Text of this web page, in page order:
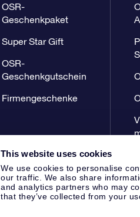
This website uses cookies
We use cookies to personalise
our traffic. We also share
and analytics partners who may
that they’ve collected from your
OSR-
Geschenkpaket
Super Star Gift
OSR-
Geschenkgutschein
Firmengeschenke